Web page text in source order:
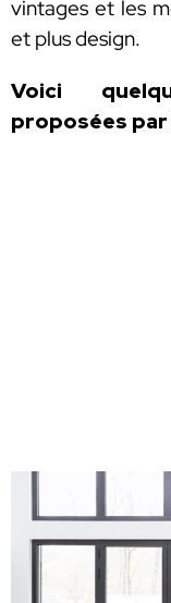
vintages et les
et plus design.
Voici
proposées par